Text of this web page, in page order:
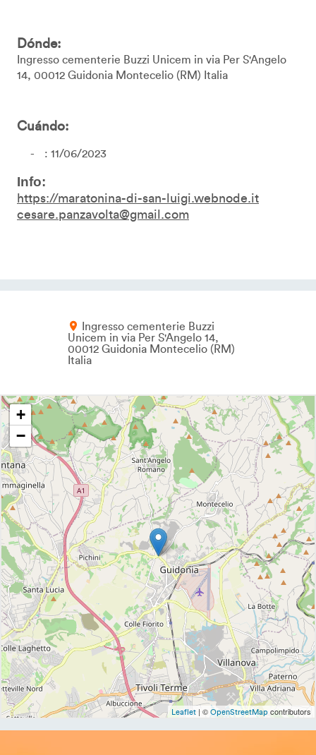
Dónde:
Ingresso cementerie Buzzi Unicem in via Per S'Angelo
14 00012 Guidonia Montecelio RM Italia
Cuándo:
: 11/06/2023
Info:
https://maratonina-di-san-luigi.webnode.it
cesare.panzavolta@gmail.com
Ingresso cementerie Buzzi
Unicem in via Per S'Angelo 14
00012 Guidonia Montecelio RM
Italia
+
−
Leaflet | © OpenStreetMap contributors